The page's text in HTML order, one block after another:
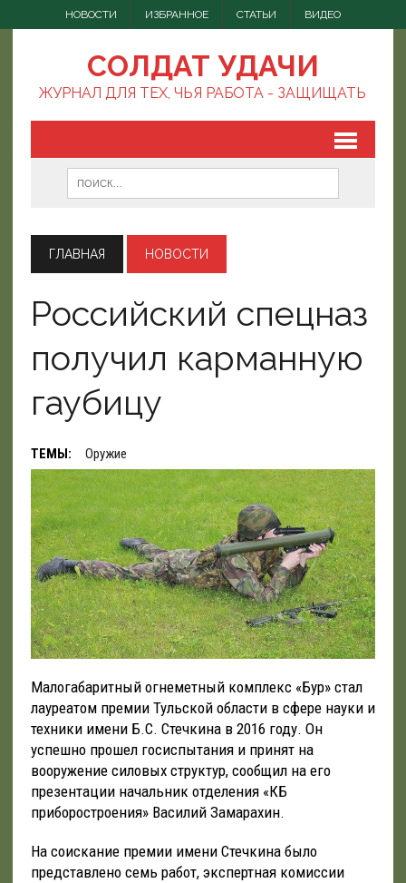
НОВОСТИ ИЗБРАННОЕ СТАТЬИ ВИДЕО
СОЛДАТ УДАЧИ
ЖУРНАЛ ДЛЯ ТЕХ, ЧЬЯ РАБОТА - ЗАЩИЩАТЬ
ГЛАВНАЯ НОВОСТИ
Российский спецназ
получил карманную
гаубицу
ТЕМЫ: Оружие
Малогабаритный огнеметный комплекс «Бур» стал
лауреатом премии Тульской области в сфере науки и
техники имени Б.С. Стечкина в 2016 году. Он
успешно прошел госиспытания и принят на
вооружение силовых структур, сообщил на его
презентации начальник отделения «КБ
приборостроения» Василий Замарахин.
На соискание премии имени Стечкина было
представлено семь работ, экспертная комиссии